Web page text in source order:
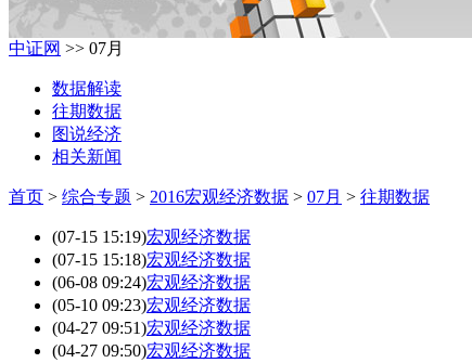
中证网 >> 07月
数据解读
往期数据
图说经济
相关新闻
首页 > 综合专题 > 2016宏观经济数据 > 07月 > 往期数据
(07-15 15:19)宏观经济数据
(07-15 15:18)宏观经济数据
(06-08 09:24)宏观经济数据
(05-10 09:23)宏观经济数据
(04-27 09:51)宏观经济数据
(04-27 09:50)宏观经济数据